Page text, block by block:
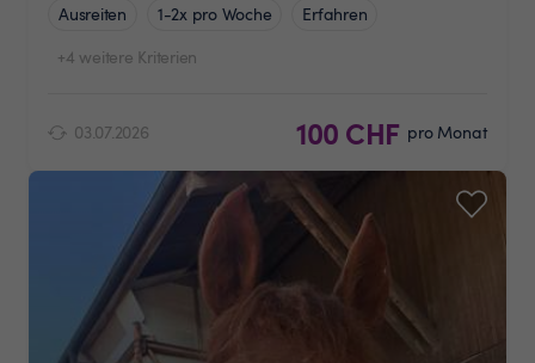
Ausreiten 1-2x pro Woche
Erfahren
+4 weitere Kriterien
03.07.2026 100 CHF pro Monat